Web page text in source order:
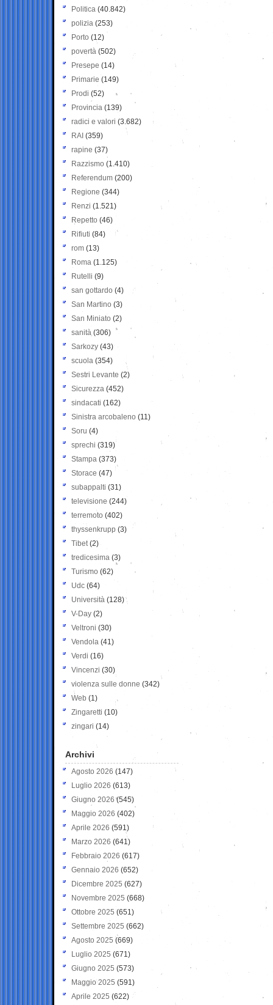
Politica (40.842)
polizia (253)
Porto (12)
povertà (502)
Presepe (14)
Primarie (149)
Prodi (52)
Provincia (139)
radici e valori (3.682)
RAI (359)
rapine (37)
Razzismo (1.410)
Referendum (200)
Regione (344)
Renzi (1.521)
Repetto (46)
Rifiuti (84)
rom (13)
Roma (1.125)
Rutelli (9)
san gottardo (4)
San Martino (3)
San Miniato (2)
sanità (306)
Sarkozy (43)
scuola (354)
Sestri Levante (2)
Sicurezza (452)
sindacati (162)
Sinistra arcobaleno (11)
Soru (4)
sprechi (319)
Stampa (373)
Storace (47)
subappalti (31)
televisione(244)
terremoto (402)
thyssenkrupp (3)
Tibet(2)
tredicesima (3)
Turismo (62)
Udc (64)
Università (128)
V-Day (2)
Veltroni (30)
Vendola (41)
Verdi (16)
Vincenzi (30)
violenza sulle donne (342)
Web (1)
Zingaretti (10)
zingari (14)
Archivi
Agosto 2026 (147)
Luglio 2026 (613)
Giugno 2026 (545)
Maggio 2026 (402)
Aprile 2026 (591)
Marzo 2026 (641)
Febbraio 2026 (617)
Gennaio 2026 (652)
Dicembre 2025 (627)
Novembre 2025 (668)
Ottobre 2025 (651)
Settembre 2025 (662)
Agosto 2025 (669)
Luglio 2025 (671)
Giugno 2025 (573)
Maggio 2025 (591)
Aprile 2025 (622)